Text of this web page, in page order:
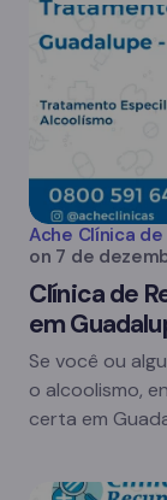
Ache Clínica
on 7 de
Clínica de
em
Se você ou
o alcoolismo,
certa em